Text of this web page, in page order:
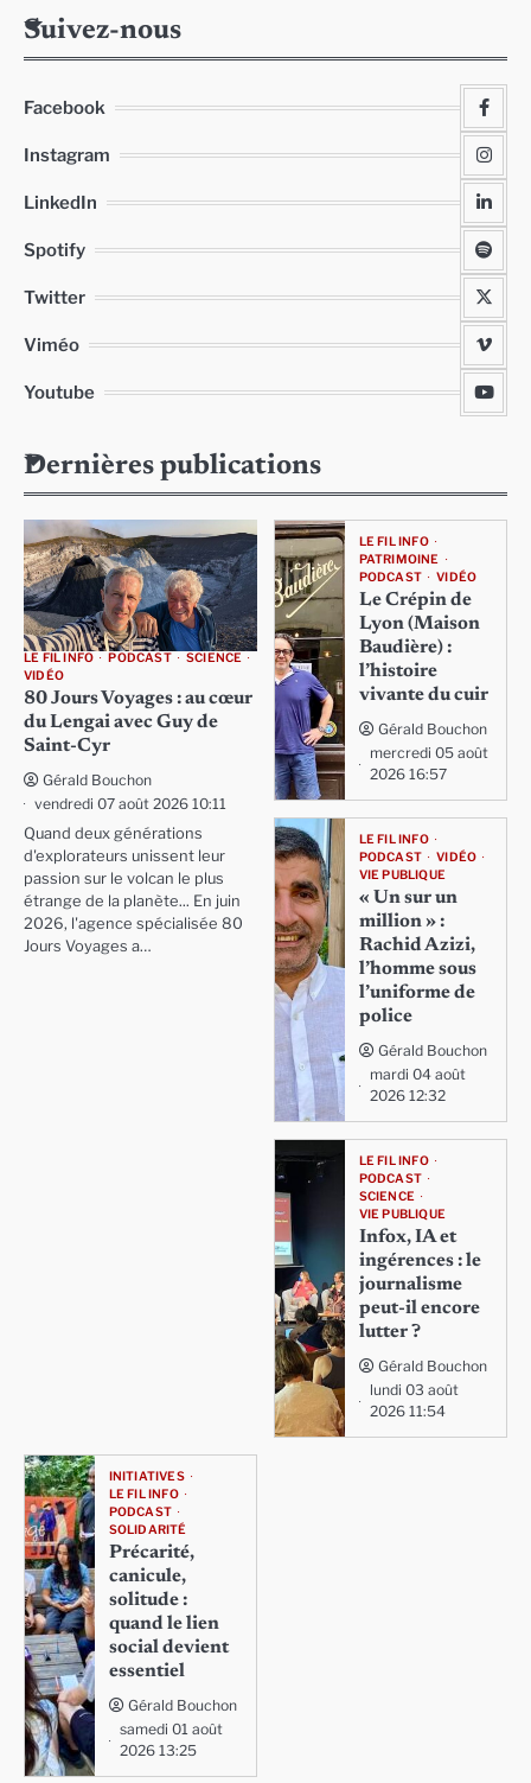
Suivez-nous
Facebook
Instagram
LinkedIn
Spotify
Twitter
Viméo
Youtube
Dernières publications
LE FIL INFO PODCAST
SCIENCE
VIDÉO
80 Jours Voyages : au cœur
du Lengai avec Guy de
Saint-Cyr
Gérald Bouchon
vendredi 07 août 2026 10:11
Quand deux générations
d'explorateurs unissent leur
passion sur le volcan le plus
étrange de la planète... En juin
2026, l'agence spécialisée 80
Jours Voyages a…
LE FIL INFO
PATRIMOINE
PODCAST
VIDÉO
Le Crépin de
Lyon (Maison
Baudière) :
l’histoire
vivante du cuir
Gérald Bouchon
mercredi 05 août
2026 16:57
LE FIL INFO
PODCAST
VIDÉO
VIE PUBLIQUE
« Un sur un
million » :
Rachid Azizi,
l’homme sous
l’uniforme de
police
Gérald Bouchon
mardi 04 août
2026 12:32
LE FIL INFO
PODCAST
SCIENCE
VIE PUBLIQUE
Infox, IA et
ingérences : le
journalisme
peut-il encore
lutter ?
Gérald Bouchon
lundi 03 août
2026 11:54
INITIATIVES
LE FIL INFO
PODCAST
SOLIDARITÉ
Précarité,
canicule,
solitude :
quand le lien
social devient
essentiel
Gérald Bouchon
samedi 01 août
2026 13:25